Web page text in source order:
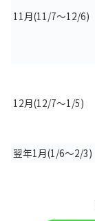
11月(11/7～12/6)
12月(12/7～1/5)
翌年1月(1/6～2/3)